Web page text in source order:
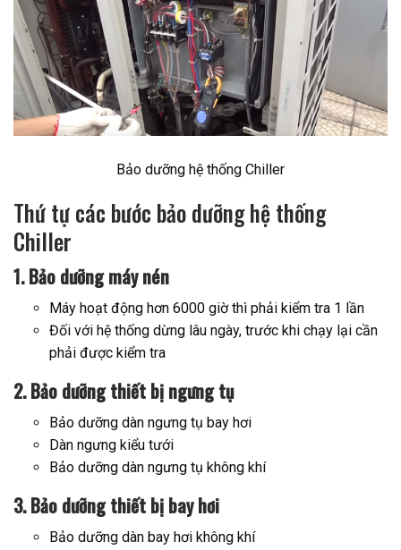
Bảo dưỡng hệ thống Chiller
Thứ tự các bước bảo dưỡng hệ thống
Chiller
1. Bảo dưỡng máy nén
Máy hoạt động hơn 6000 giờ thì phải kiểm tra 1 lần
Đối với hệ thống dừng lâu ngày, trước khi chạy lại cần
phải được kiểm tra
2. Bảo dưỡng thiết bị ngưng tụ
Bảo dưỡng dàn ngưng tụ bay hơi
Dàn ngưng kiểu tưới
Bảo dưỡng dàn ngưng tụ không khí
3. Bảo dưỡng thiết bị bay hơi
Bảo dưỡng dàn bay hơi không khí